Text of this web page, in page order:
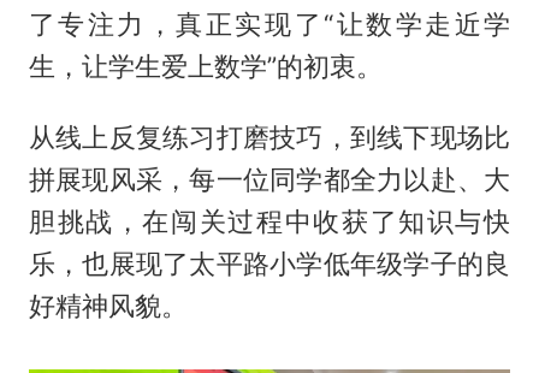
了专注力，真正实现了“让数学走近学
生，让学生爱上数学”的初衷。
从线上反复练习打磨技巧，到线下现场比
拼展现风采，每一位同学都全力以赴、大
胆挑战，在闯关过程中收获了知识与快
乐，也展现了太平路小学低年级学子的良
好精神风貌。